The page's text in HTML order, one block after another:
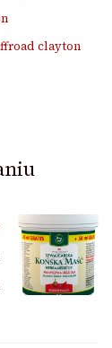
clayton